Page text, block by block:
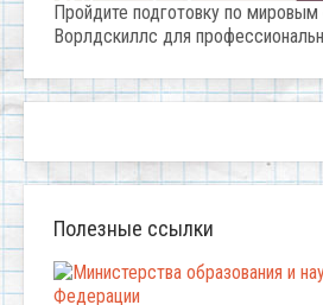
Пройдите подготовку по мировым
Ворлдскиллс для
Полезные ссылки